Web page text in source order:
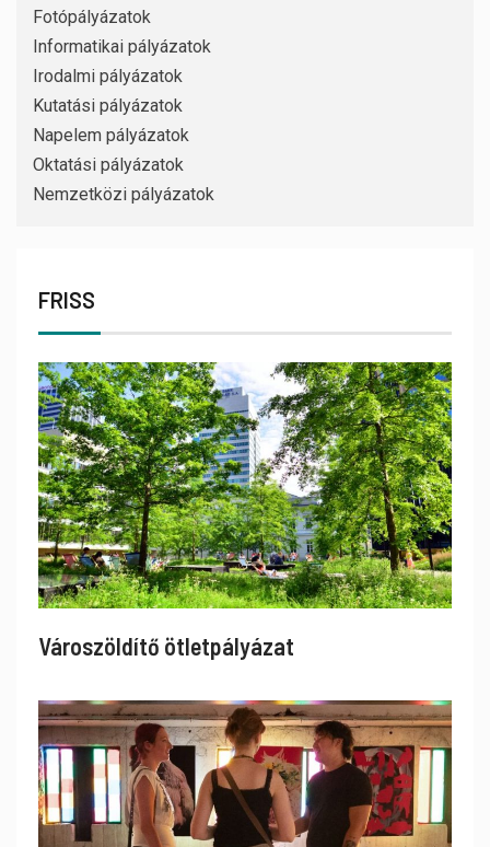
Fotópályázatok
Informatikai pályázatok
Irodalmi pályázatok
Kutatási pályázatok
Napelem pályázatok
Oktatási pályázatok
Nemzetközi pályázatok
FRISS
Városzöldítő ötletpályázat